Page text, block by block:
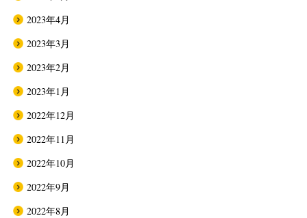
2023年4月
2023年3月
2023年2月
2023年1月
2022年12月
2022年11月
2022年10月
2022年9月
2022年8月